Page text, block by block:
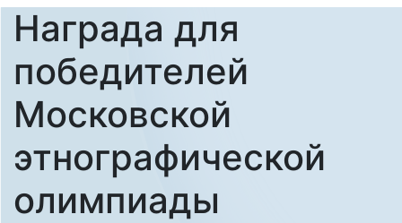
Награда для
победителей
Московской
этнографической
олимпиады